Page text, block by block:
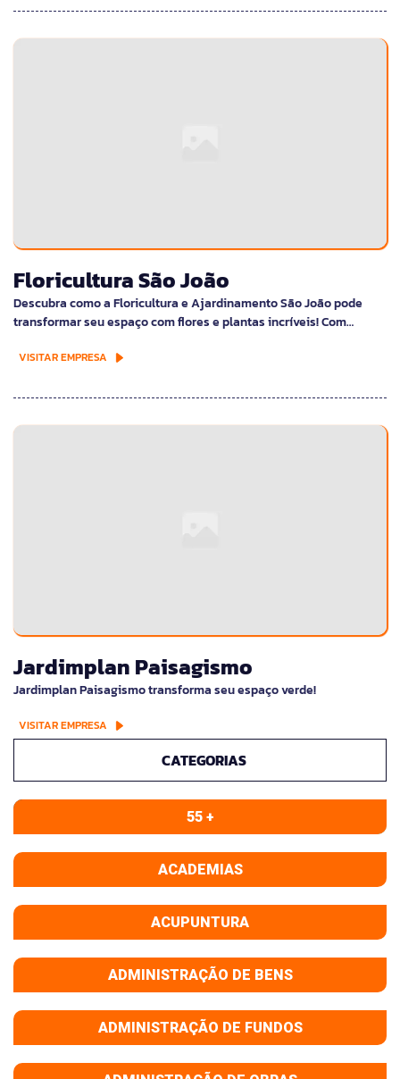
Floricultura São João
Descubra como a Floricultura e Ajardinamento São João pode
transformar seu espaço com flores e plantas incríveis! Com…
VISITAR EMPRESA
Jardimplan Paisagismo
Jardimplan Paisagismo transforma seu espaço verde!
VISITAR EMPRESA
CATEGORIAS
55 +
ACADEMIAS
ACUPUNTURA
ADMINISTRAÇÃO DE BENS
ADMINISTRAÇÃO DE FUNDOS